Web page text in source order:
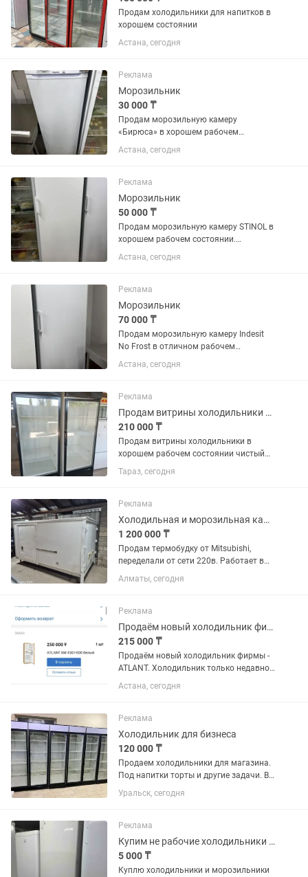
Продам холодильники для напитков в
хорошем состоянии
Астана, сегодня
Реклама
Морозильник
30 000 ₸
Продам морозильную камеру
«Бирюса» в хорошем рабочем
состоянии. Полностью исправна,
отлично морозит, работает без
наличии. Подходит для дома,
магазина, кафе или...
Астана, сегодня
Реклама
Морозильник
50 000 ₸
Продам морозильную камеру STINOL в
хорошем рабочем состоянии.
Полностью исправна, отлично
морозит, работает тихо. Все полки и
дома, магазина или дачи.
Производитель:...
Астана, сегодня
Реклама
Морозильник
70 000 ₸
Продам морозильную камеру Indesit
No Frost в отличном рабочем
состоянии. Полностью исправна,
хорошо морозит, работает тихо.
требуется. Чистая, без посторонних...
Астана, сегодня
Реклама
Продам витрины холодильники в хорошем рабочем состоянии чистый
210 000 ₸
Продам витрины холодильники в
хорошем рабочем состоянии чистый
цена за каждый по 250 тысяч
Тараз, сегодня
Реклама
Холодильная и морозильная камера
1 200 000 ₸
Продам термобудку от Mitsubishi,
переделали от сети 220в. Работает в
двух вариантах как плюсовой
холодильник и минусовой
Ауэзовский район, мкр.Достык. Выше
Кар сити....
Алматы, сегодня
Реклама
Продаём новый холодильник фирмы - ATLANT.
215 000 ₸
Продаём новый холодильник фирмы -
ATLANT. Холодильник только недавно
купили. Продаём, в связи с тем что не
подошёл по размеру. Холодильник
установки в кухонный...
Астана, сегодня
Реклама
Холодильник для бизнеса
120 000 ₸
Продаем холодильники для магазина.
Под напитки торты и другие задачи. В
отличном состоянии. В заправке не
нуждаются. Полки полный комплект.
Температура хранения +4...
Уральск, сегодня
Реклама
Купим не рабочие холодильники и морозильники
5 000 ₸
Куплю холодильники и морозильники